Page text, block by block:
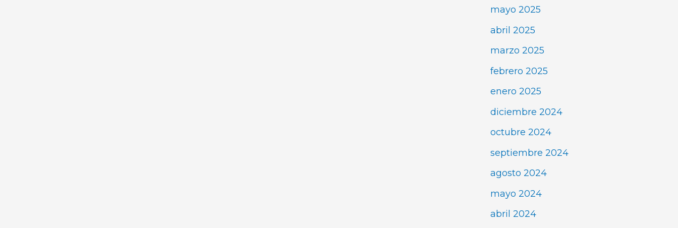
mayo 2025
abril 2025
marzo 2025
febrero 2025
enero 2025
diciembre 2024
octubre 2024
septiembre 2024
agosto 2024
mayo 2024
abril 2024